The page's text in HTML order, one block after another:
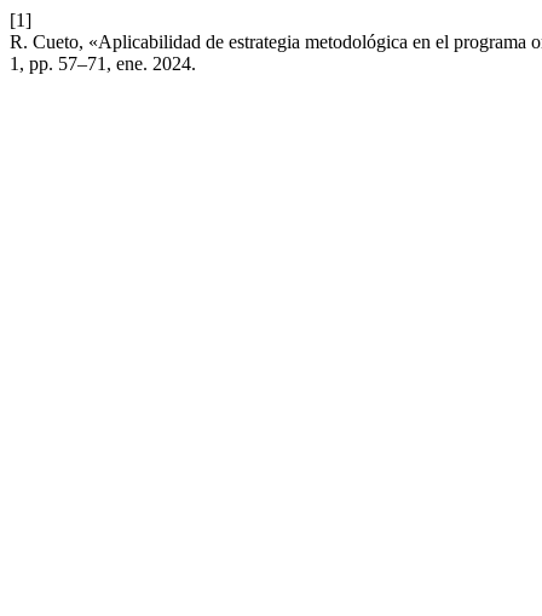
[1]
R. Cueto, «Aplicabilidad de estrategia metodológica en el programa
1, pp. 57–71, ene. 2024.